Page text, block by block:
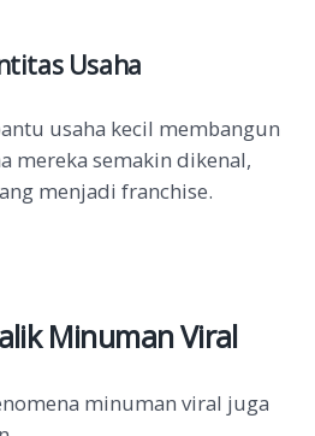
Usaha
usaha kecil membangun
mereka semakin dikenal,
menjadi franchise.
Minuman Viral
minuman viral juga